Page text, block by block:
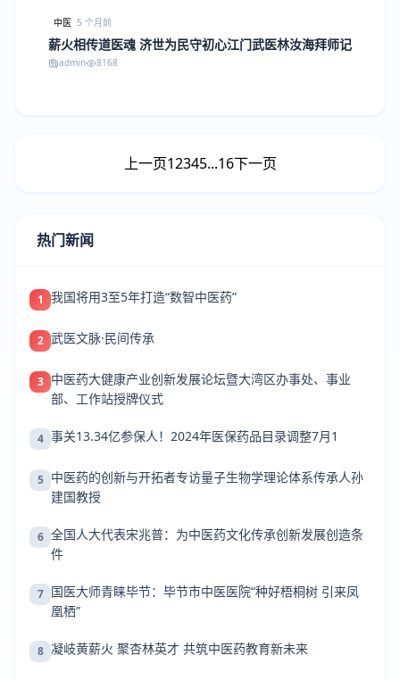
中医 5 个月前
薪火相传道医魂 济世为民守初心江门武医林汝海拜师记
admin 8168
上一页12345...16下一页
热门新闻
1 我国将用3至5年打造“数智中医药”
2 武医文脉·民间传承
3 中医药大健康产业创新发展论坛暨大湾区办事处、事业
部、工作站授牌仪式
4 事关13.34亿参保人！2024年医保药品目录调整7月1
5 中医药的创新与开拓者专访量子生物学理论体系传承人孙
建国教授
6 全国人大代表宋兆普：为中医药文化传承创新发展创造条
件
7 国医大师青睐毕节：毕节市中医医院“种好梧桐树 引来凤
凰栖”
8 凝岐黄薪火 聚杏林英才 共筑中医药教育新未来